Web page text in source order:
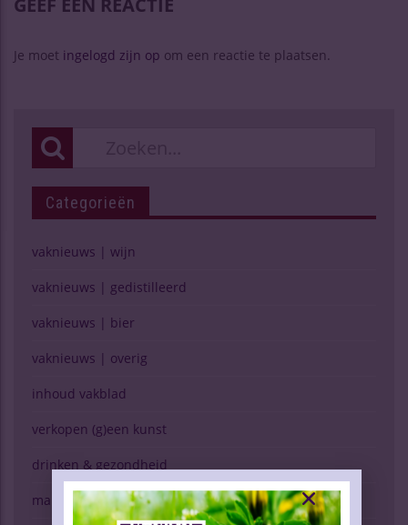
Je moet ingelogd zijn op om een reactie te plaatsen.
Categorieën
vaknieuws | wijn
vaknieuws | gedistilleerd
vaknieuws | bier
vaknieuws | overig
inhoud vakblad
verkopen (g)een kunst
drinken & gezondheid
marktspiegel